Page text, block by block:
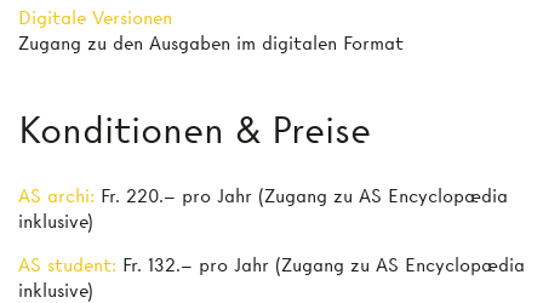
Digitale Versionen
Zugang zu den Ausgaben im digitalen Format
Konditionen & Preise
AS archi: Fr. 220.– pro Jahr (Zugang zu AS Encyclopædia
inklusive)
AS student: Fr. 132.– pro Jahr (Zugang zu AS Encyclopædia
inklusive)